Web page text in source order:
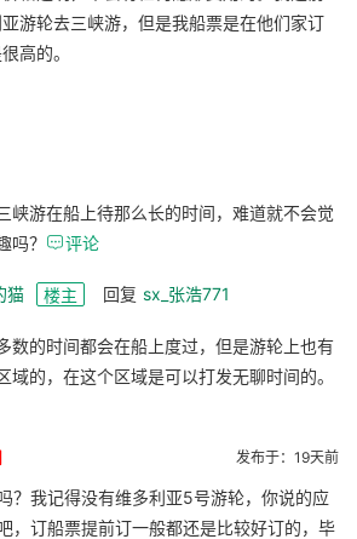
游轮去三峡游，但是我船票是在他们家订
高的。
峡游在船上待那么长的时间，难道就不会觉
吗？ 评论
猫 楼主 回复 sx_张浩771
数的时间都会在船上度过，但是游轮上也有
域的，在这个区域是可以打发无聊时间的。
发布于：19天前
？我记得没有维多利亚5号游轮，你说的应
，订船票提前订一般都还是比较好订的，毕